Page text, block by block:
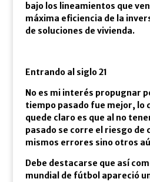
bajo los lineamientos que
máxima eficiencia de la
de soluciones de vivienda.
Entrando al siglo 21
No es mi interés propugnar
tiempo pasado fue mejor, lo
quede claro es que al no
pasado se corre el riesgo de
mismos errores sino otros
Debe destacarse que así
mundial de fútbol apareció